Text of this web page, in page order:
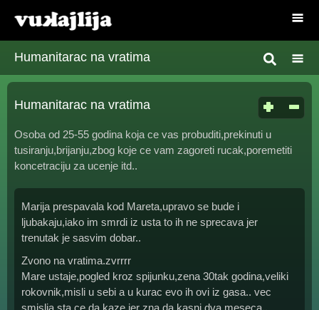
Humanitarac na vratima
Humanitarac na vratima
Osoba od 25-55 godina koja ce vas probuditi,prekinuti u
tusiranju,brijanju,zbog koje ce vam zagoreti rucak,poremetiti
koncetraciju za ucenje itd..
Marija prespavala kod Mareta,upravo se bude i
ljubakaju,iako im smrdi iz usta to ih ne sprecava jer
trenutak je sasvim dobar..
Zvono na vratima.zvrrrr
Mare ustaje,pogled kroz spijunku,zena 30tak godina,veliki
rokovnik,misli u sebi a u kurac evo ih ovi iz gasa.. vec
smislja sta ce da kaze,jer zna da kasni dva meseca..